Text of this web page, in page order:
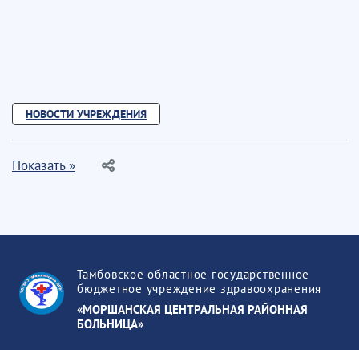
НОВОСТИ УЧРЕЖДЕНИЯ
Показать »
Тамбовское областное государственное
бюджетное учреждение здравоохранения
«МОРШАНСКАЯ ЦЕНТРАЛЬНАЯ РАЙОННАЯ
БОЛЬНИЦА»